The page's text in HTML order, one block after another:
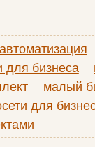
автоматизация
для бизнеса
малый
для